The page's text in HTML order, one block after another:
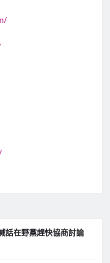
話在野黨趕快協商討論